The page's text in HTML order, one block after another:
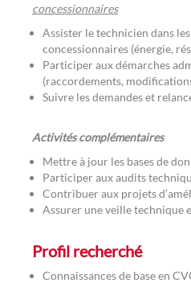
concessionnaires
Assister le technicien dans
concessionnaires (énergie,
Participer aux démarches
(raccordements,
Suivre les demandes et
Activités complémentaires
Mettre à jour les bases de
Participer aux audits
Contribuer aux projets
Assurer une veille technique
Profil recherché
Connaissances de base en